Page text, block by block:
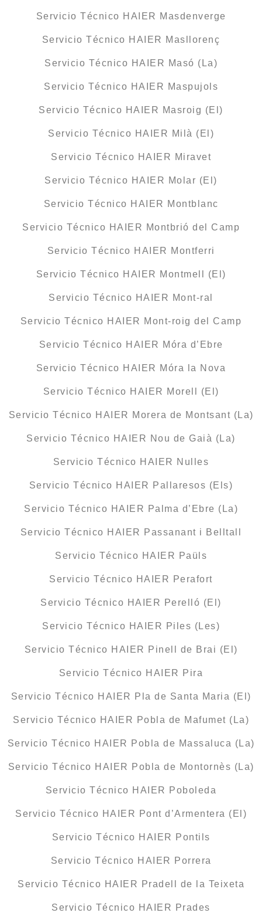
Servicio Técnico HAIER Masdenverge
Servicio Técnico HAIER Masllorenç
Servicio Técnico HAIER Masó (La)
Servicio Técnico HAIER Maspujols
Servicio Técnico HAIER Masroig (El)
Servicio Técnico HAIER Milà (El)
Servicio Técnico HAIER Miravet
Servicio Técnico HAIER Molar (El)
Servicio Técnico HAIER Montblanc
Servicio Técnico HAIER Montbrió del Camp
Servicio Técnico HAIER Montferri
Servicio Técnico HAIER Montmell (El)
Servicio Técnico HAIER Mont-ral
Servicio Técnico HAIER Mont-roig del Camp
Servicio Técnico HAIER Móra d’Ebre
Servicio Técnico HAIER Móra la Nova
Servicio Técnico HAIER Morell (El)
Servicio Técnico HAIER Morera de Montsant (La)
Servicio Técnico HAIER Nou de Gaià (La)
Servicio Técnico HAIER Nulles
Servicio Técnico HAIER Pallaresos (Els)
Servicio Técnico HAIER Palma d’Ebre (La)
Servicio Técnico HAIER Passanant i Belltall
Servicio Técnico HAIER Paüls
Servicio Técnico HAIER Perafort
Servicio Técnico HAIER Perelló (El)
Servicio Técnico HAIER Piles (Les)
Servicio Técnico HAIER Pinell de Brai (El)
Servicio Técnico HAIER Pira
Servicio Técnico HAIER Pla de Santa Maria (El)
Servicio Técnico HAIER Pobla de Mafumet (La)
Servicio Técnico HAIER Pobla de Massaluca (La)
Servicio Técnico HAIER Pobla de Montornès (La)
Servicio Técnico HAIER Poboleda
Servicio Técnico HAIER Pont d’Armentera (El)
Servicio Técnico HAIER Pontils
Servicio Técnico HAIER Porrera
Servicio Técnico HAIER Pradell de la Teixeta
Servicio Técnico HAIER Prades